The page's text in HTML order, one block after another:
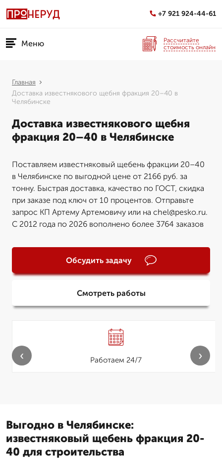
+7 921 924-44-61
Меню
Рассчитайте
стоимость онлайн
Главная
Доставка известнякового щебня фракция 20–40 в
Челябинске
Доставка известнякового щебня
фракция 20–40 в Челябинске
Поставляем известняковый щебень фракции 20–40
в Челябинске по выгодной цене от 2166 руб. за
тонну. Быстрая доставка, качество по ГОСТ, скидка
при заказе под ключ от 10 процентов. Отправьте
запрос КП Артему Артемовичу или на chel@pesko.ru.
С 2012 года по 2026 вополнено более 3764 заказов
Обсудить задачу
Смотреть работы
Работаем 24/7
‹ ›
Выгодно в Челябинске:
известняковый щебень фракция 20-
40 для строительства